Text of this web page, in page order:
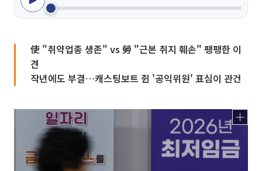
使 "취약업종 생존" vs 勞 "근본 취지 훼손" 팽팽한 이
견
작년에도 부결…캐스팅보트 쥔 '공익위원' 표심이 관건